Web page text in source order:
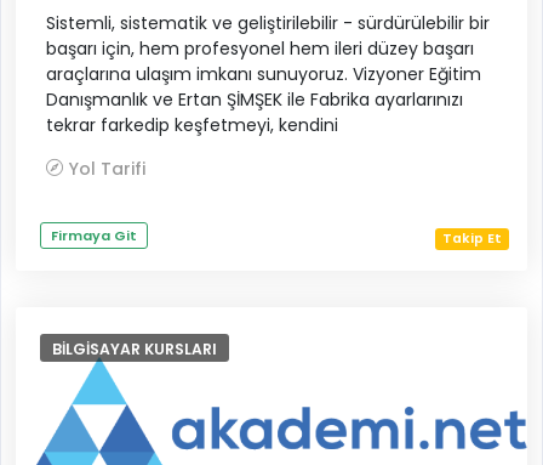
Sistemli, sistematik ve geliştirilebilir - sürdürülebilir bir
başarı için, hem profesyonel hem ileri düzey başarı
araçlarına ulaşım imkanı sunuyoruz. Vizyoner Eğitim
Danışmanlık ve Ertan ŞİMŞEK ile Fabrika ayarlarınızı
tekrar farkedip keşfetmeyi, kendini
Yol Tarifi
Firmaya Git Takip Et
BILGISAYAR KURSLARI